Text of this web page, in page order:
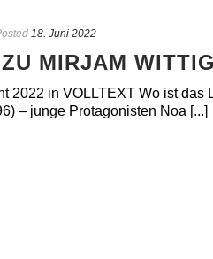
18. Juni 2022
MIRJAM
2022 in VOLLTEXT Wo ist das
– junge Protagonisten Noa [...]